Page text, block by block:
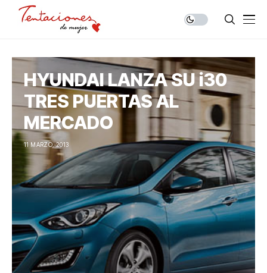
HYUNDAI LANZA SU i30
TRES PUERTAS AL
MERCADO
11 MARZO, 2013